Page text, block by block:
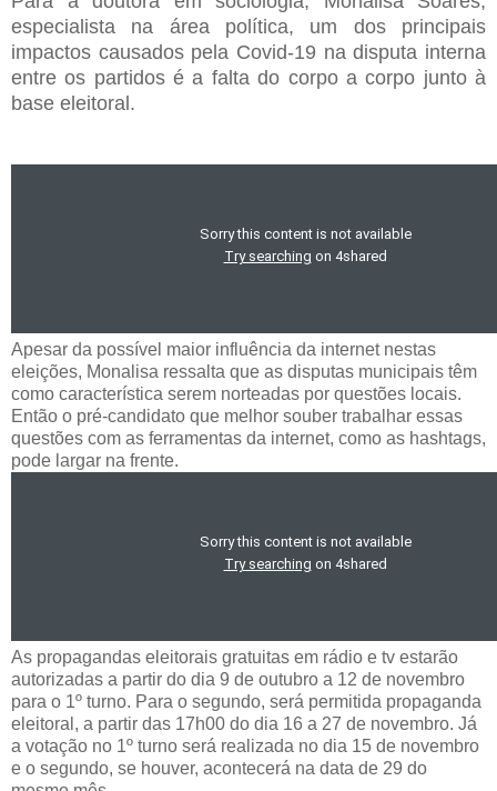
especialista na área política, um dos principais
impactos causados pela Covid-19 na disputa interna
entre os partidos é a falta do corpo a corpo junto à
base eleitoral.
Apesar da possível maior influência da internet nestas
eleições, Monalisa ressalta que as disputas municipais têm
como característica serem norteadas por questões locais.
Então o pré-candidato que melhor souber trabalhar essas
questões com as ferramentas da internet, como as hashtags,
pode largar na frente.
As propagandas eleitorais gratuitas em rádio e tv estarão
autorizadas a partir do dia 9 de outubro a 12 de novembro
para o 1º turno. Para o segundo, será permitida propaganda
eleitoral, a partir das 17h00 do dia 16 a 27 de novembro. Já
a votação no 1º turno será realizada no dia 15 de novembro
e o segundo, se houver, acontecerá na data de 29 do